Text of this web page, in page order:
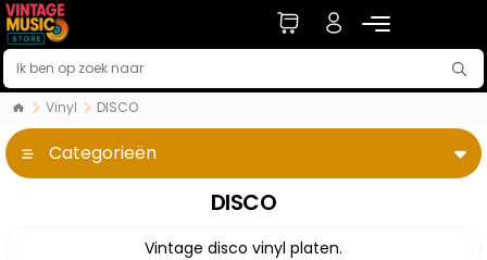
Vinyl DISCO
Categorieën
DISCO
Vintage disco vinyl platen.